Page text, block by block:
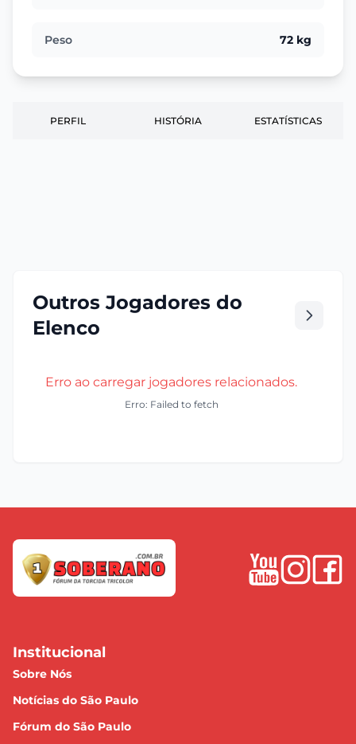
Peso 72 kg
PERFIL HISTÓRIA ESTATÍSTICAS
Outros Jogadores do
Elenco
Erro ao carregar jogadores relacionados.
Erro: Failed to fetch
Institucional
Sobre Nós
Notícias do São Paulo
Fórum do São Paulo